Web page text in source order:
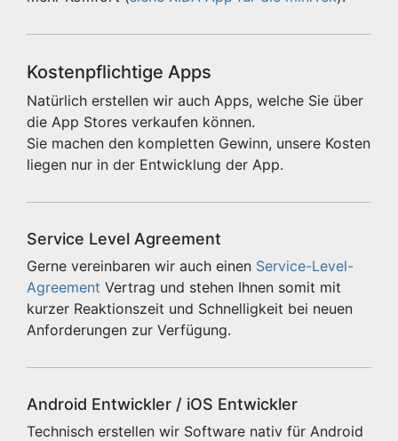
Kostenpflichtige Apps
Natürlich erstellen wir auch Apps, welche Sie über
die App Stores verkaufen können.
Sie machen den kompletten Gewinn, unsere Kosten
liegen nur in der Entwicklung der App.
Service Level Agreement
Gerne vereinbaren wir auch einen Service-Level-
Agreement Vertrag und stehen Ihnen somit mit
kurzer Reaktionszeit und Schnelligkeit bei neuen
Anforderungen zur Verfügung.
Android Entwickler / iOS Entwickler
Technisch erstellen wir Software nativ für Android